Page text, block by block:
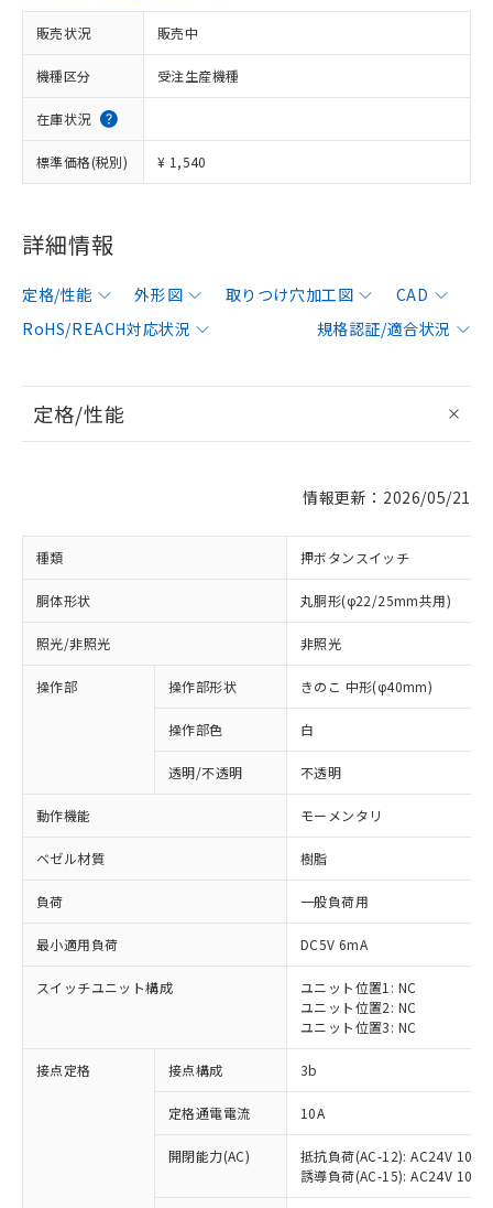
販売状況 販売中
機種区分 受注生産機種
在庫状況
標準価格(税別) ¥ 1,540
詳細情報
定格/性能 外形図 取りつけ穴加工図
CAD
RoHS/REACH対応状況
規格認証/適合状況
定格/性能
情報更新：2026/05/21
種類 押ボタンスイッチ
胴体形状 丸胴形(φ22/25mm共用)
照光/非照光 非照光
操作部 操作部形状 きのこ 中形(φ40mm)
操作部色 白
透明/不透明 不透明
動作機能 モーメンタリ
ベゼル材質 樹脂
負荷 一般負荷用
最小適用負荷 DC5V 6mA
スイッチユニット構成
ユニット位置1: NC
ユニット位置2: NC
ユニット位置3: NC
接点定格 接点構成 3b
定格通電電流 10A
開閉能力(AC)
抵抗負荷(AC-12): AC24V 10A/
誘導負荷(AC-15): AC24V
※1 対応状況
対応済み：EU RoHS指令（10物質）の
非含有に対応した製品が提供可能な商品で
対応予定：EU RoHS指令（10物質）の非含